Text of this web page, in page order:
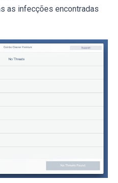
as infecções encontradas